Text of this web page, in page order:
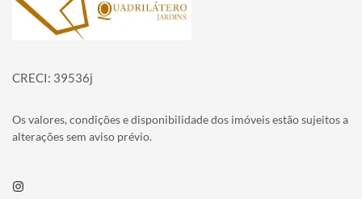
CRECI: 39536j
Os valores, condições e disponibilidade dos imóveis estão sujeitos a
alterações sem aviso prévio.
Instagram